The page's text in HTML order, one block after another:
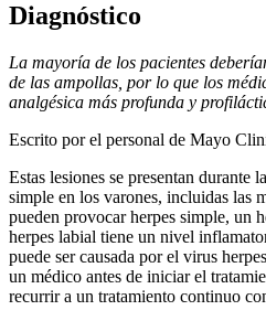
Diagnóstico
La mayoría de los pacientes
de las ampollas, por lo que los
analgésica más profunda y
Escrito por el personal de Mayo
Estas lesiones se presentan durante
simple en los varones, incluidas las
pueden provocar herpes simple, un
herpes labial tiene un nivel
puede ser causada por el virus
un médico antes de iniciar el
recurrir a un tratamiento continuo